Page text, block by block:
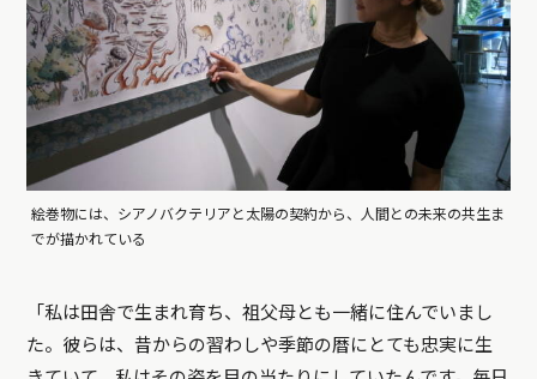
絵巻物には、シアノバクテリアと太陽の契約から、人間との未来の共生ま
でが描かれている
「私は田舎で生まれ育ち、祖父母とも一緒に住んでいまし
た。彼らは、昔からの習わしや季節の暦にとても忠実に生